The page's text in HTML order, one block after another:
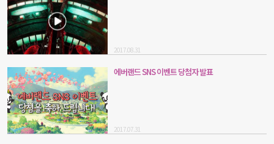
2017.08.31
에버랜드 SNS 이벤트 당첨자 발표
2017.07.31